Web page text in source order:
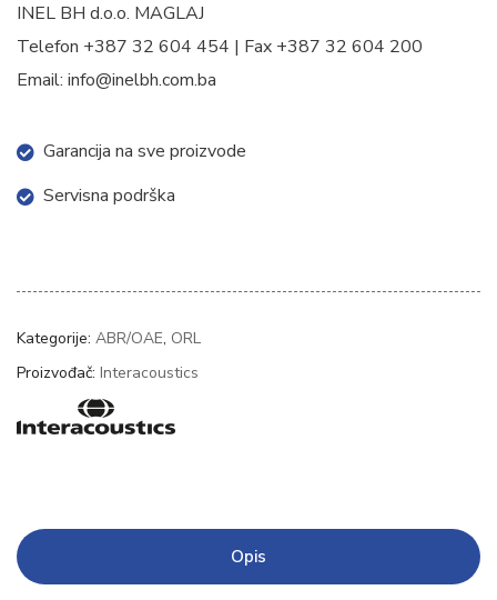
INEL BH d.o.o. MAGLAJ
Telefon +387 32 604 454 | Fax +387 32 604 200
Email: info@inelbh.com.ba
Garancija na sve proizvode
Servisna podrška
Kategorije: ABR/OAE, ORL
Proizvođač: Interacoustics
Opis